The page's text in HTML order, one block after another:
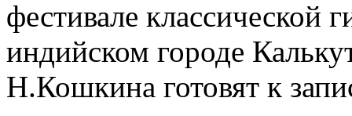
фестивале классической
индийском городе
Н.Кошкина готовят к